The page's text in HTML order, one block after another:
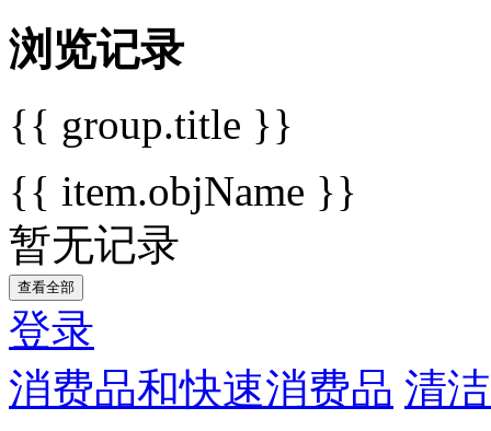
浏览记录
{{ group.title }}
{{ item.objName }}
暂无记录
查看全部
登录
消费品和快速消费品 清